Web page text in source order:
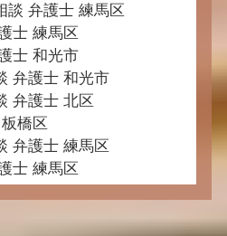
談 弁護士 練馬区
士 練馬区
士 和光市
弁護士 和光市
弁護士 北区
橋区
弁護士 練馬区
士 練馬区